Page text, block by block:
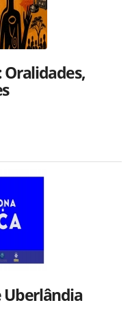
Uberlândia